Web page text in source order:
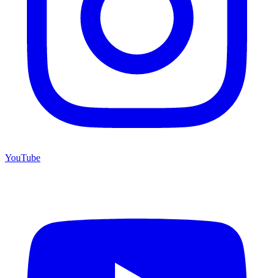
YouTube